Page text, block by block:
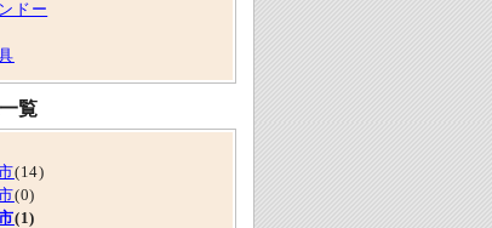
ドー
覧
(14)
(0)
(1)